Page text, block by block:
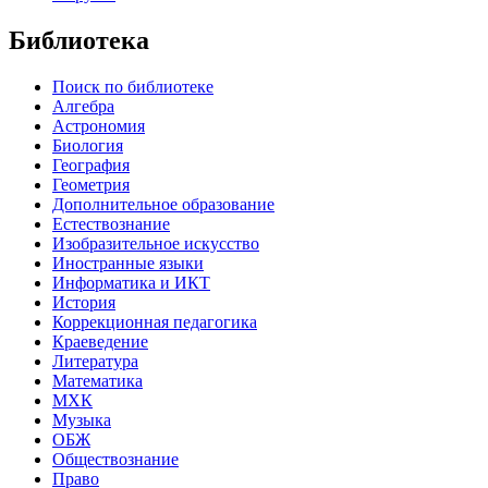
Библиотека
Поиск по библиотеке
Алгебра
Астрономия
Биология
География
Геометрия
Дополнительное образование
Естествознание
Изобразительное искусство
Иностранные языки
Информатика и ИКТ
История
Коррекционная педагогика
Краеведение
Литература
Математика
МХК
Музыка
ОБЖ
Обществознание
Право